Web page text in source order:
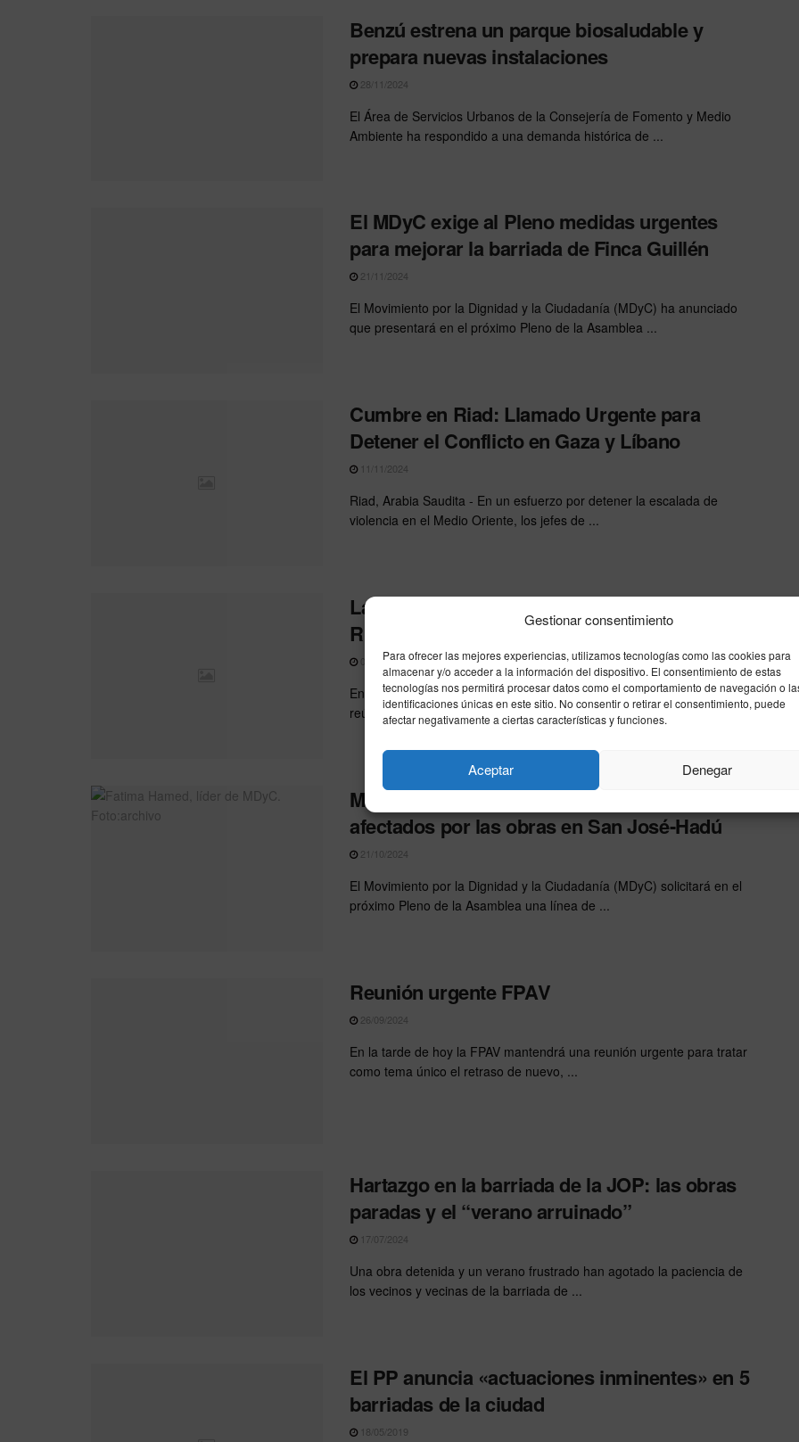
Gestionar consentimiento
Para ofrecer las mejores experiencias, utilizamos tecnologías como las cookies para
almacenar y/o acceder a la información del dispositivo. El consentimiento de estas
tecnologías nos permitirá procesar datos como el comportamiento de navegación o
identificaciones únicas en este sitio. No consentir o retirar el consentimiento, puede
afectar negativamente a ciertas características y funciones.
Aceptar Denegar
Benzú estrena un parque biosaludable y
prepara nuevas instalaciones
28/11/2024
El Área de Servicios Urbanos de la Consejería de Fomento y Medio
Ambiente ha respondido a una demanda histórica de ...
El MDyC exige al Pleno medidas urgentes
para mejorar la barriada de Finca Guillén
21/11/2024
El Movimiento por la Dignidad y la Ciudadanía (MDyC) ha anunciado
que presentará en el próximo Pleno de la Asamblea ...
Cumbre en Riad: Llamado Urgente para
Detener el Conflicto en Gaza y Líbano
11/11/2024
Riad, Arabia Saudita - En un esfuerzo por detener la escalada de
violencia en el Medio Oriente, los jefes de ...
La Resiliencia de Paiporta tras la Devastadora
Riada
04/11/2024
En Paiporta, un grupo de jóvenes amigos de la falla Plaça Cervantes se
reúne frente al ayuntamiento, como cada día ...
MDyC propondrá ayudas para los comercios
afectados por las obras en San José-Hadú
21/10/2024
El Movimiento por la Dignidad y la Ciudadanía (MDyC) solicitará en el
próximo Pleno de la Asamblea una línea de ...
Reunión urgente FPAV
26/09/2024
En la tarde de hoy la FPAV mantendrá una reunión urgente para tratar
como tema único el retraso de nuevo, ...
Hartazgo en la barriada de la JOP: las obras
paradas y el “verano arruinado”
17/07/2024
Una obra detenida y un verano frustrado han agotado la paciencia de
los vecinos y vecinas de la barriada de ...
El PP anuncia «actuaciones inminentes» en 5
barriadas de la ciudad
18/05/2019